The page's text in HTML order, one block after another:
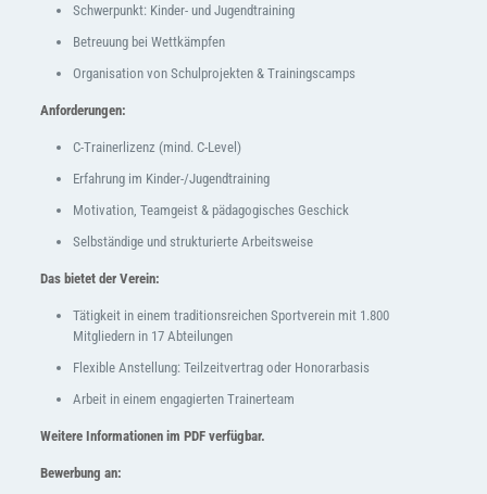
Schwerpunkt: Kinder- und Jugendtraining
Betreuung bei Wettkämpfen
Organisation von Schulprojekten & Trainingscamps
Anforderungen:
C-Trainerlizenz (mind. C-Level)
Erfahrung im Kinder-/Jugendtraining
Motivation, Teamgeist & pädagogisches Geschick
Selbständige und strukturierte Arbeitsweise
Das bietet der Verein:
Tätigkeit in einem traditionsreichen Sportverein mit 1.800
Mitgliedern in 17 Abteilungen
Flexible Anstellung: Teilzeitvertrag oder Honorarbasis
Arbeit in einem engagierten Trainerteam
Weitere Informationen im PDF verfügbar.
Bewerbung an: